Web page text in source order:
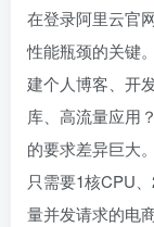
在登录阿里云官
性能瓶颈的关键
建个人博客、开
库、高流量应用
的要求差异巨大
只需要1核CPU
量并发请求的电